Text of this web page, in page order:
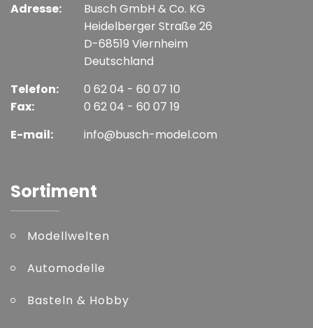
Adresse:
Busch GmbH & Co. KG
Heidelberger Straße 26
D-68519 Viernheim
Deutschland
Telefon:
Fax:
0 62 04 - 60 07 10
0 62 04 - 60 07 19
E-mail:
info@busch-model.com
Sortiment
Modellwelten
Automodelle
Basteln & Hobby